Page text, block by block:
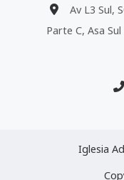
Av L3 Sul,
Parte C, Asa
Iglesia